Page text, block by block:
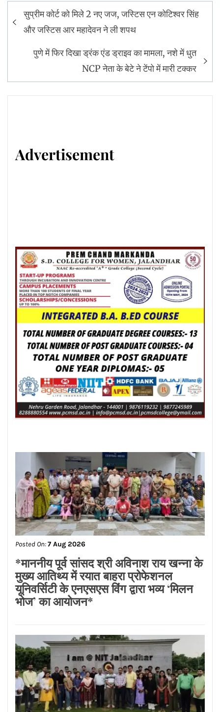
Post
navigation
सुप्रीम कोर्ट को मिले 2 नए जज, जस्टिस एन कोटिश्वर सिंह
और जस्टिस आर महादेवन ने ली शपथ
पुणे में फिर दिखा ड्रंक एंड ड्राइव का मामला, नशे में धुत
NCP नेता के बेटे ने टेंपो में मारी टक्कर
Advertisement